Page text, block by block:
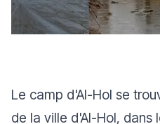
Le camp d'Al-Hol se
de la ville d'Al-Hol, dans